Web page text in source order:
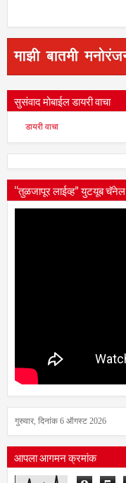
सुसंवाद मोबाईल डायरी वाचा
“तुळजापूर लाईव्ह” युटयूब चॅनेल
गुरुवार, दिनांक 6 ऑगस्ट 2026
आपला आगमन क्रमांक